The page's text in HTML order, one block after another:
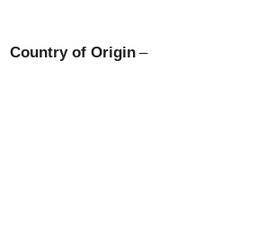
Country of Origin –